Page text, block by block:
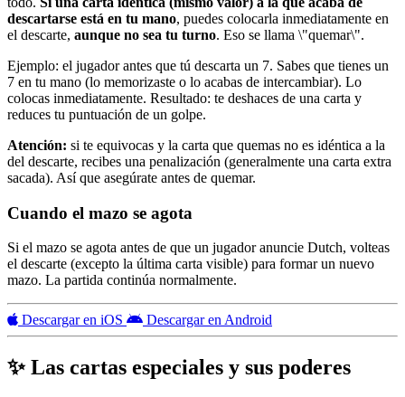
descartarse está en tu mano, puedes colocarla inmediatamente en
el descarte, aunque no sea tu turno. Eso se llama \"quemar\".
Ejemplo: el jugador antes que tú descarta un 7. Sabes que tienes un
7 en tu mano (lo memorizaste o lo acabas de intercambiar). Lo
colocas inmediatamente. Resultado: te deshaces de una carta y
reduces tu puntuación de un golpe.
Atención: si te equivocas y la carta que quemas no es idéntica a la
del descarte, recibes una penalización (generalmente una carta extra
sacada). Así que asegúrate antes de quemar.
Cuando el mazo se agota
Si el mazo se agota antes de que un jugador anuncie Dutch, volteas
el descarte (excepto la última carta visible) para formar un nuevo
mazo. La partida continúa normalmente.
Descargar en iOS Descargar en Android
✨ Las cartas especiales y sus poderes